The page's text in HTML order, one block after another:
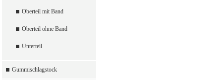
Oberteil mit Band
Oberteil ohne Band
Unterteil
Gummischlagstock